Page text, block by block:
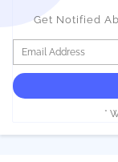
Get Notified
*